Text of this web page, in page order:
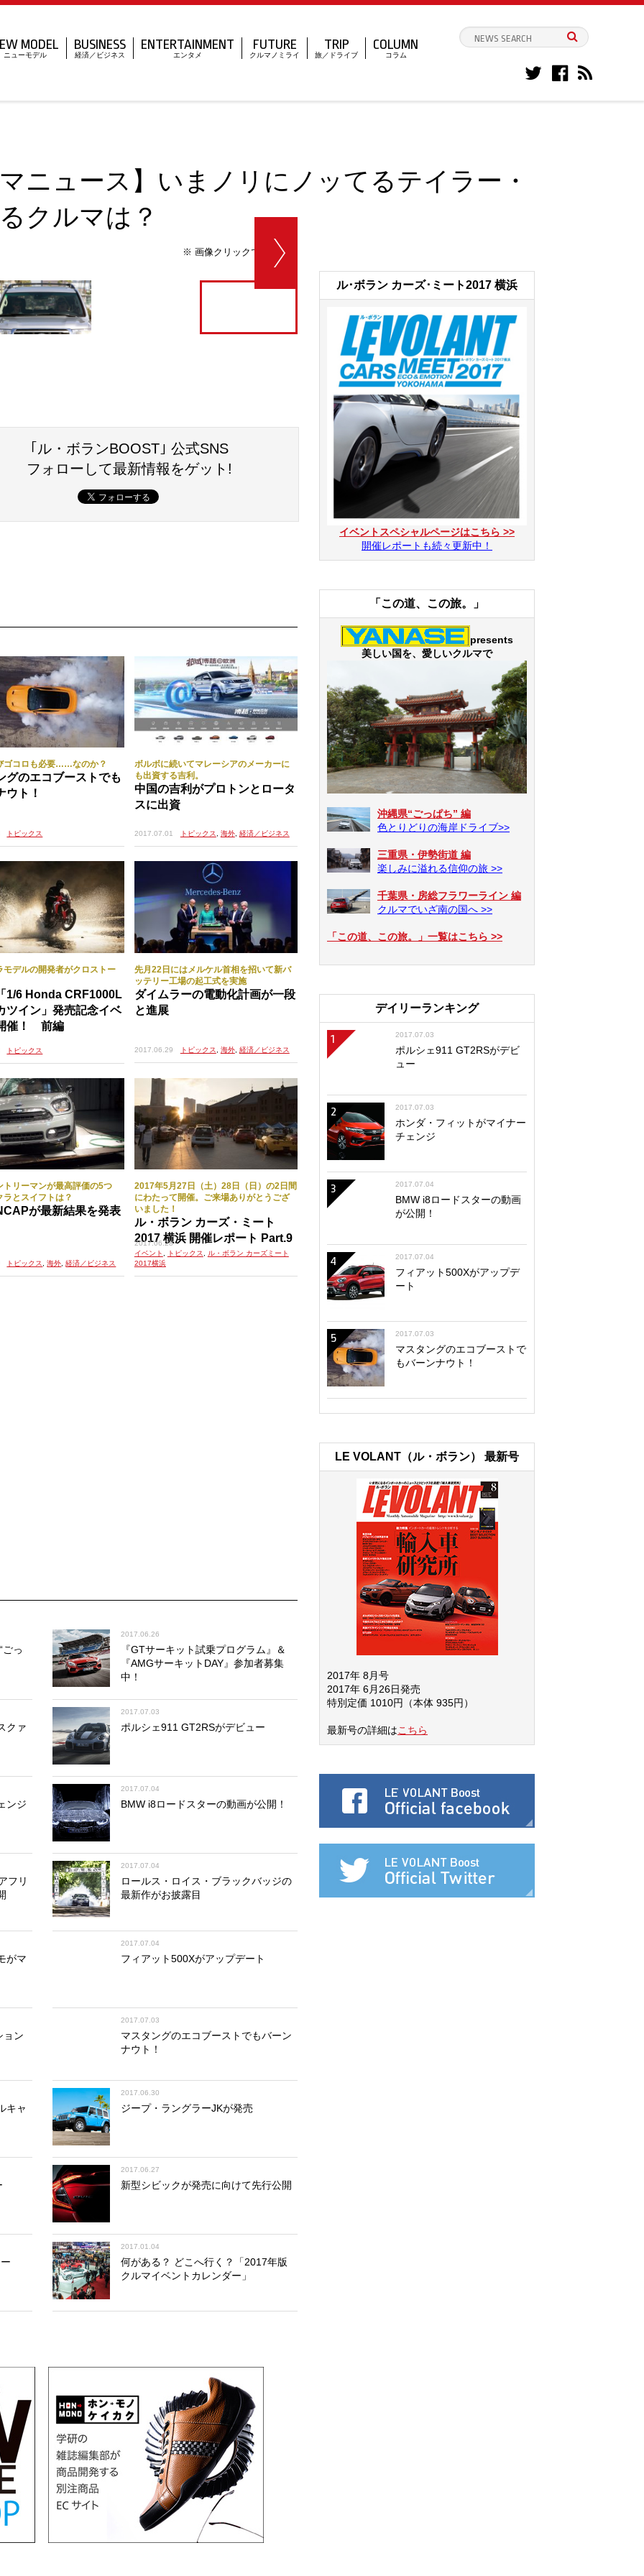
MODEL
ニューモデル
BUSINESS
経済／ビジネス
ENTERTAINMENT
エンタメ
FUTURE
クルマノミライ
TRIP
旅／ドライブ
COLUMN
コラム
ニュース】いまノリにノッてるテイラー・
クルマは？
※ 画像クリックで拡大表示
｢ル・ボランBOOST｣ 公式SNS
フォローして最新情報をゲット!
ゴコロも必要……なのか？
グのエコブーストでも
ウト！
トピックス
ボルボに続いてマレーシアのメーカーに
も出資する吉利。
中国の吉利がプロトンとロータ
スに出資
2017.07.01 トピックス 海外, 経済／ビジネス
モデルの開発者がクロストー
1/6 Honda CRF1000L
ツイン」発売記念イベ
催！ 前編
トピックス
先月22日にはメルケル首相を招いて新バ
ッテリー工場の起工式を実施
ダイムラーの電動化計画が一段
と進展
2017.06.29 トピックス, 海外, 経済／ビジネス
トリーマンが最高評価の5つ
ラとスイフトは？
が最新結果を発表
トピックス ,海外 ,経済／ビジネス
2017年5月27日（土）28日（日）の2日間
にわたって開催。ご来場ありがとうござ
いました！
ル・ボラン カーズ・ミート
2017 横浜 開催レポート Part.9
2017.06.28
イベント
トピックス
ル・ボラン カーズミート
2017横浜
ごっ
2017.06.26
『GTサーキット試乗プログラム』＆
『AMGサーキットDAY』参加者募集
中！
クァ
2017.07.03
ポルシェ911 GT2RSがデビュー
ンジ
2017.07.04
BMW i8ロードスターの動画が公開！
フリ
2017.07.04
ロールス・ロイス・ブラックバッジの
最新作がお披露目
がマ
2017.07.04
フィアット500Xがアップデート
ョン
2017.07.03
マスタングのエコブーストでもバーン
ナウト！
キャ
2017.06.30
ジープ・ラングラーJKが発売
2017.06.27
新型シビックが発売に向けて先行公開
2017.01.04
何がある？ どこへ行く？「2017年版
クルマイベントカレンダー」
ル･ボラン カーズ･ミート2017 横浜
イベントスペシャルページはこちら >>
開催レポートも続々更新中！
「この道、この旅。」
presents
美しい国を、愛しいクルマで
沖縄県“ごっぱち” 編
色とりどりの海岸ドライブ>>
三重県・伊勢街道 編
楽しみに溢れる信仰の旅 >>
千葉県・房総フラワーライン 編
クルマでいざ南の国へ >>
「この道、この旅。」一覧はこちら >>
デイリーランキング
1 2017.07.03
ポルシェ911 GT2RSがデビ
ュー
2 2017.07.03
ホンダ・フィットがマイナー
チェンジ
3 2017.07.04
BMW i8ロードスターの動画
が公開！
4 2017.07.04
フィアット500Xがアップデ
ート
5 2017.07.03
マスタングのエコブーストで
もバーンナウト！
LE VOLANT（ル・ボラン） 最新号
2017年 8月号
2017年 6月26日発売
特別定価 1010円（本体 935円）
最新号の詳細はこちら